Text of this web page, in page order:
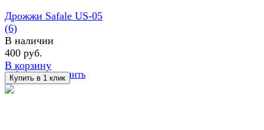
избранное сравнить
Дрожжи Safale US-05
(6)
В наличии
400 руб.
В корзину